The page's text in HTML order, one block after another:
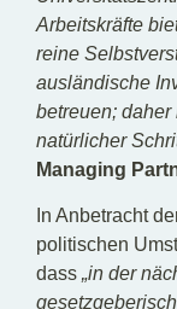
Arbeitskräfte
reine
ausländische
betreuen;
natürlicher
Managing
In Anbetracht
politischen
dass „in der